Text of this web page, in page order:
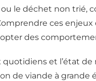
ou le déchet non trié,
ces
des
quotidiens et l’état
de viande à grande